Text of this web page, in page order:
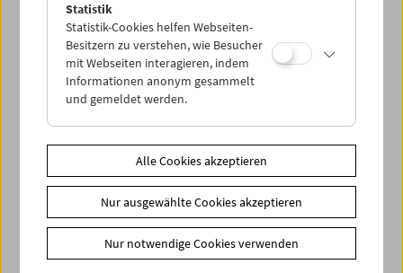
Dokumentarfilmen der 1930er und 40er Jahre. Reinhard
Otto war an einigen bahnbrechenden Studien zu
sowjetischen Kriegsgefangenen beteiligt und Leiter
verschiedener Gedenkstättenprojekte zu dieser
Opfergruppe des Nationalsozialismus.
In der ProgrammschieneTreibgutpräsentieren wir
Beispiele "ephemerer" Filme: Archivfunde, Filmdokumente,
unveröffentlichtes und fragmentarisches Filmmaterial,
welches im Rahmen der Museumsarbeit wissenschaftlich
und kuratorisch aufgearbeitet wird.
Zusätzliche Materialien
Statistik
Statistik-Cookies helfen Webseiten-
Besitzern zu verstehen, wie Besucher
mit Webseiten interagieren, indem
Informationen anonym gesammelt
und gemeldet werden.
Alle Cookies akzeptieren
Nur ausgewählte Cookies akzeptieren
Nur notwendige Cookies verwenden